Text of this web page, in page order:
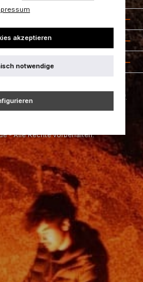
zzgl.
und ggf.
nicht anders angegeben.
- Alle Rechte vorbehalten.
akzeptieren
notwendige